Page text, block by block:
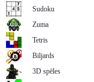
Sudoku
Zuma
Tetris
Biljards
3D spēles